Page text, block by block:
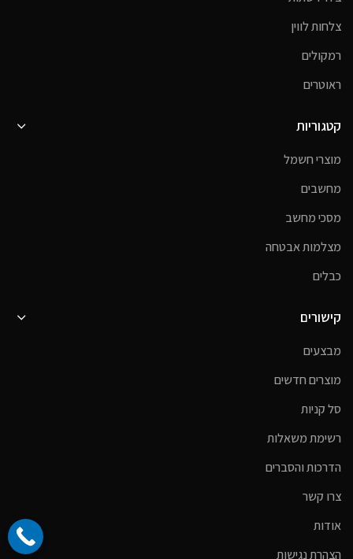
צלחות לווין
רמקולים
ראוטרים
קטגוריות
מוצרי חשמל
מחשבים
מסכי מחשב
מצלמות אבטחה
כבלים
קישורים
מבצעים
מוצרים חדשים
סל קניות
רשימת משאלות
הדרכות והסברים
צרו קשר
אודות
הצהרת נגישות